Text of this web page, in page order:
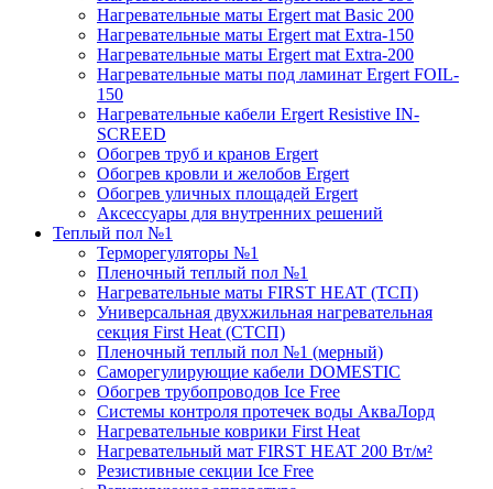
Нагревательные маты Ergert mat Basic 200
Нагревательные маты Ergert mat Extra-150
Нагревательные маты Ergert mat Extra-200
Нагревательные маты под ламинат Ergert FOIL-
150
Нагревательные кабели Ergert Resistive IN-
SCREED
Обогрев труб и кранов Ergert
Обогрев кровли и желобов Ergert
Обогрев уличных площадей Ergert
Аксессуары для внутренних решений
Теплый пол №1
Терморегуляторы №1
Пленочный теплый пол №1
Нагревательные маты FIRST HEAT (ТСП)
Универсальная двухжильная нагревательная
секция First Heat (СТСП)
Пленочный теплый пол №1 (мерный)
Саморегулирующие кабели DOMESTIC
Обогрев трубопроводов Ice Free
Системы контроля протечек воды АкваЛорд
Нагревательные коврики First Heat
Нагревательный мат FIRST HEAT 200 Вт/м²
Резистивные секции Ice Free